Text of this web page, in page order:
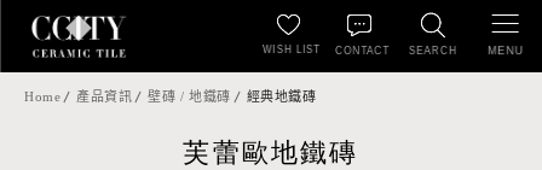
SEARCH
WISH LIST CONTACT MENU
Home 產品資訊 壁磚 / 地鐵磚 經典地鐵磚
芙蕾歐地鐵磚